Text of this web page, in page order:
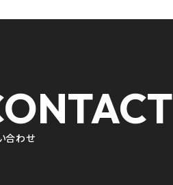
合わせ